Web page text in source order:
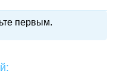
первым.